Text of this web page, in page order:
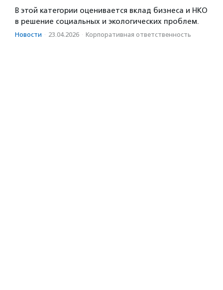
В этой категории оценивается вклад бизнеса и НКО
в решение социальных и экологических проблем.
Новости · 23.04.2026 · Корпоративная ответственность